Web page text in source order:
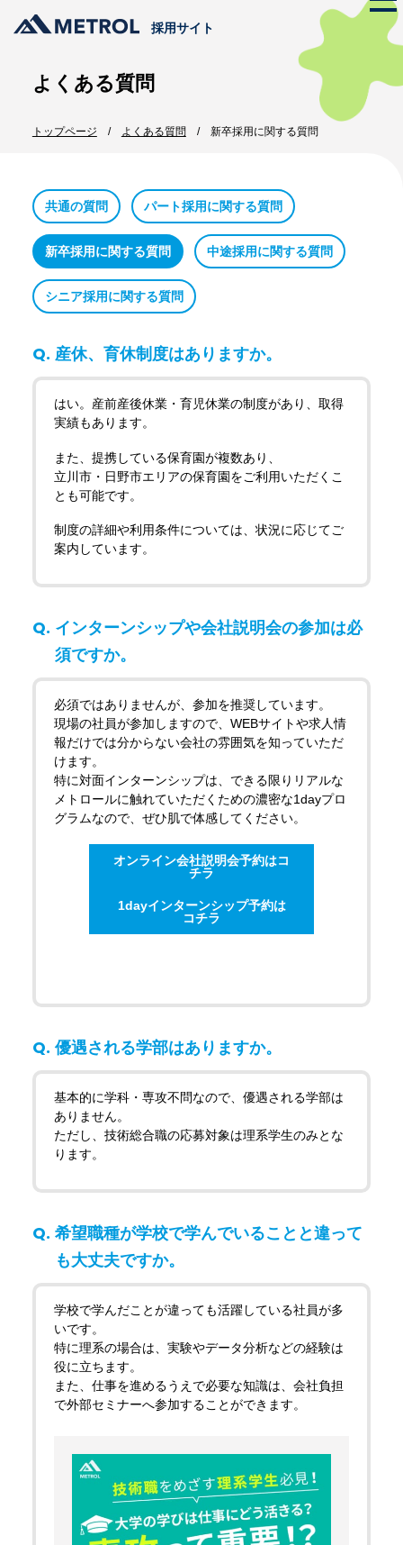
採用サイト
メトロールの文化
ストーリー
メトロールの文化
メトロールのビジネス
数字で見るメトロール
働く体制
職種紹介
プロジェクト紹介
メンバー紹介
採用情報
中途採用
シニア採用
インターンシップ
エントリー
中途採用
パート採用
メトロールブログ よくある質問
よくある質問
トップページ よくある質問 新卒採用に関する質問
共通の質問 パート採用に関する質問
新卒採用に関する質問 中途採用に関する質問
シニア採用に関する質問
産休、育休制度はありますか。
はい。産前産後休業・育児休業の制度があり、取得
実績もあります。
また、提携している保育園が複数あり、
立川市・日野市エリアの保育園をご利用いただくこ
とも可能です。
制度の詳細や利用条件については、状況に応じてご
案内しています。
インターンシップや会社説明会の参加は必
須ですか。
必須ではありませんが、参加を推奨しています。
現場の社員が参加しますので、WEBサイトや求人情
報だけでは分からない会社の雰囲気を知っていただ
けます。
特に対面インターンシップは、できる限りリアルな
メトロールに触れていただくための濃密な1dayプロ
グラムなので、ぜひ肌で体感してください。
オンライン会社説明会予約はコ
チラ
1dayインターンシップ予約は
コチラ
優遇される学部はありますか。
基本的に学科・専攻不問なので、優遇される学部は
ありません。
ただし、技術総合職の応募対象は理系学生のみとな
ります。
希望職種が学校で学んでいることと違って
も大丈夫ですか。
学校で学んだことが違っても活躍している社員が多
いです。
特に理系の場合は、実験やデータ分析などの経験は
役に立ちます。
また、仕事を進めるうえで必要な知識は、会社負担
で外部セミナーへ参加することができます。